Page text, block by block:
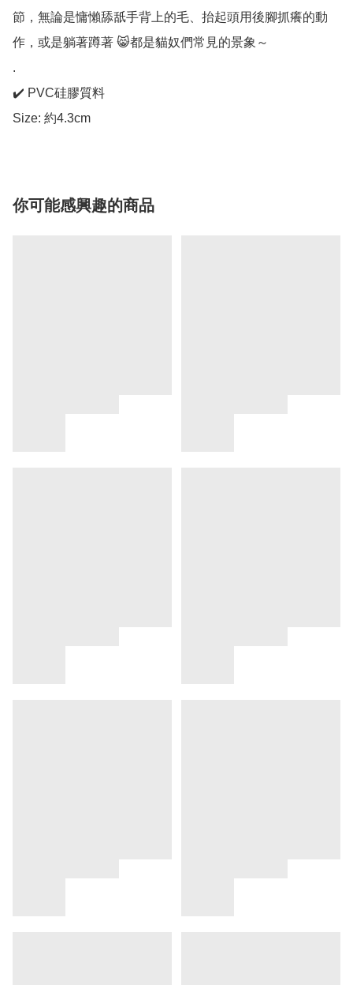
節，無論是慵懶舔舐手背上的毛、抬起頭用後腳抓癢的動
作，或是躺著蹲著 😸都是貓奴們常見的景象～
.
✔️ PVC硅膠質料
Size: 約4.3cm
你可能感興趣的商品